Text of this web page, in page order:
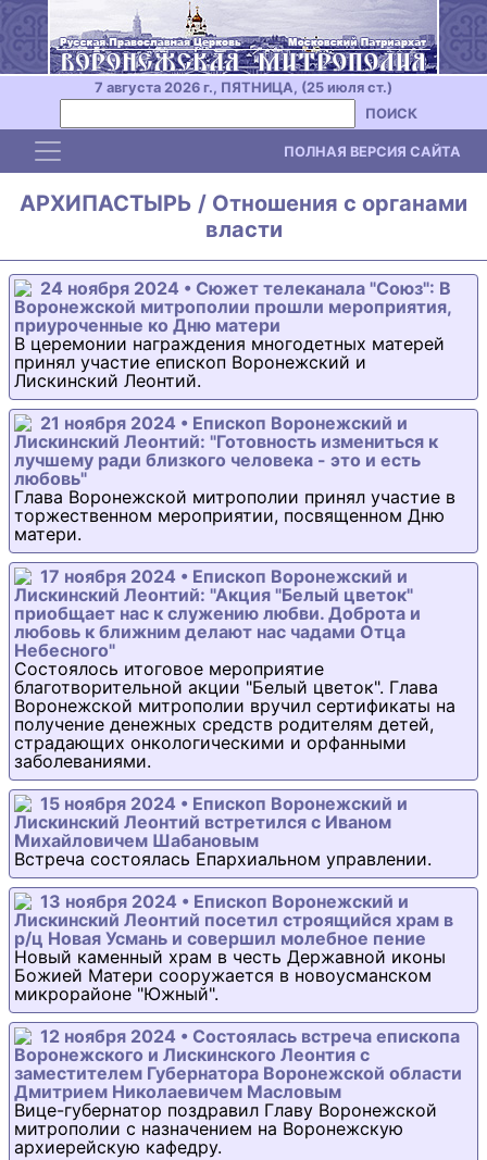
7 августа 2026 г., ПЯТНИЦА, (25 июля ст.)
ПОИСК
Toggle navigation ПОЛНАЯ ВЕРСИЯ САЙТА
АРХИПАСТЫРЬ / Отношения с органами
власти
24 ноября 2024 • Сюжет телеканала "Союз": В
Воронежской митрополии прошли мероприятия,
приуроченные ко Дню матери
В церемонии награждения многодетных матерей
принял участие епископ Воронежский и
Лискинский Леонтий.
21 ноября 2024 • Епископ Воронежский и
Лискинский Леонтий: "Готовность измениться к
лучшему ради близкого человека - это и есть
любовь"
Глава Воронежской митрополии принял участие в
торжественном мероприятии, посвященном Дню
матери.
17 ноября 2024 • Епископ Воронежский и
Лискинский Леонтий: "Акция "Белый цветок"
приобщает нас к служению любви. Доброта и
любовь к ближним делают нас чадами Отца
Небесного"
Состоялось итоговое мероприятие
благотворительной акции "Белый цветок". Глава
Воронежской митрополии вручил сертификаты на
получение денежных средств родителям детей,
страдающих онкологическими и орфанными
заболеваниями.
15 ноября 2024 • Епископ Воронежский и
Лискинский Леонтий встретился с Иваном
Михайловичем Шабановым
Встреча состоялась Епархиальном управлении.
13 ноября 2024 • Епископ Воронежский и
Лискинский Леонтий посетил строящийся храм в
р/ц Новая Усмань и совершил молебное пение
Новый каменный храм в честь Державной иконы
Божией Матери сооружается в новоусманском
микрорайоне "Южный".
12 ноября 2024 • Состоялась встреча епископа
Воронежского и Лискинского Леонтия с
заместителем Губернатора Воронежской области
Дмитрием Николаевичем Масловым
Вице-губернатор поздравил Главу Воронежской
митрополии с назначением на Воронежскую
архиерейскую кафедру.